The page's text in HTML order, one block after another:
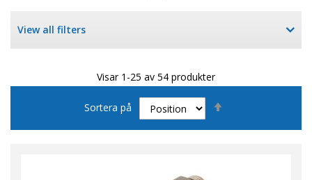
View all filters
Visar 1-25 av 54 produkter
Sortera på